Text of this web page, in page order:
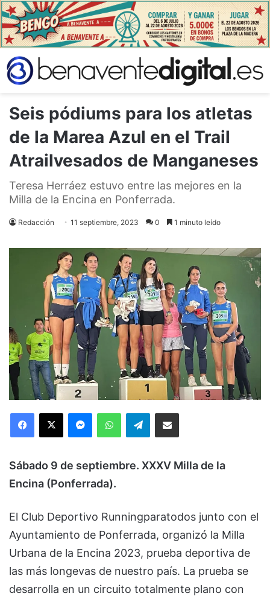
Seis pódiums para los atletas
de la Marea Azul en el Trail
Atrailvesados de Manganeses
Teresa Herráez estuvo entre las mejores en la
Milla de la Encina en Ponferrada.
Redacción 11 septiembre, 2023 0 1 minuto leído
Facebook
X MessengerWhatsAppTelegramCompartir via Email
Sábado 9 de septiembre. XXXV Milla de la
Encina (Ponferrada).
El Club Deportivo Runningparatodos junto con el
Ayuntamiento de Ponferrada, organizó la Milla
Urbana de la Encina 2023, prueba deportiva de
las más longevas de nuestro país. La prueba se
desarrolla en un circuito totalmente plano con